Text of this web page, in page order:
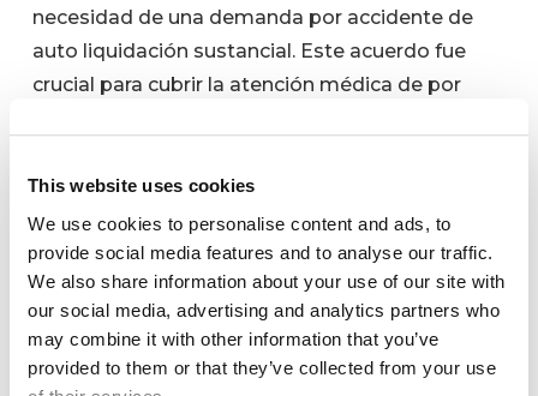
This website uses cookies
We use cookies to personalise content and ads, to
provide social media features and to analyse our traffic.
We also share information about your use of our site with
our social media, advertising and analytics partners who
may combine it with other information that you’ve
provided to them or that they’ve collected from your use
necesidad de una demanda por accidente de
auto liquidación sustancial. Este acuerdo fue
crucial para cubrir la atención médica de por
A través de este enfoque estratégico, el
abogado de lesiones personales de Dallas se
aseguró de que el demandante recibiera el
apoyo financiero necesario para gestionar los
retos actuales causados por el accidente.